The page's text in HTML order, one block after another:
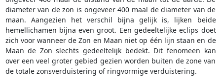
diameter van de zon is ongeveer 400 maal de diameter van de
maan. Aangezien het verschil bijna gelijk is, lijken beide
hemellichamen bijna even groot. Een gedeeltelijke eclips doet
zich voor wanneer de Zon en Maan niet op één lijn staan en de
Maan de Zon slechts gedeeltelijk bedekt. Dit fenomeen kan
over een veel groter gebied gezien worden buiten de zone van
de totale zonsverduistering of ringvormige verduistering.